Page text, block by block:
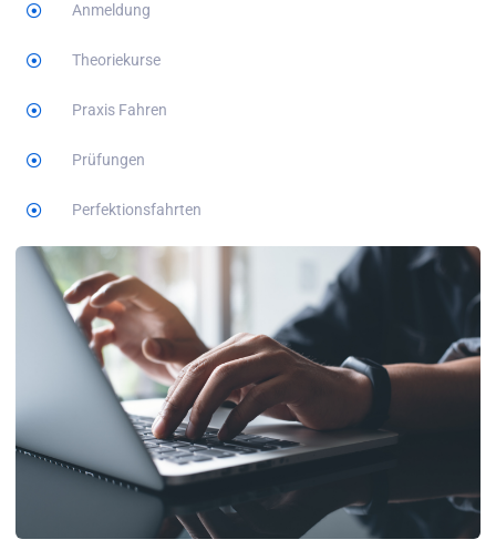
Anmeldung
Theoriekurse
Praxis Fahren
Prüfungen
Perfektionsfahrten